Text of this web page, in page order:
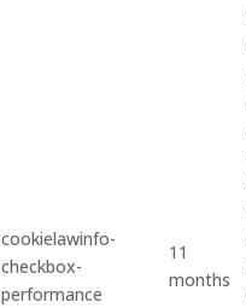
cookielawinfo-
checkbox-
performance
11
months